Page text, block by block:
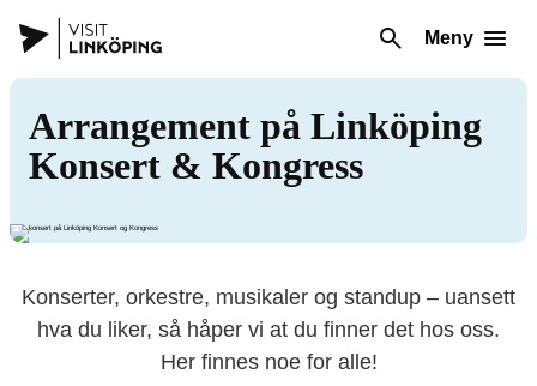
Meny
Arrangement på Linköping
Konsert & Kongress
Konserter, orkestre, musikaler og standup – uansett
hva du liker, så håper vi at du finner det hos oss.
Her finnes noe for alle!